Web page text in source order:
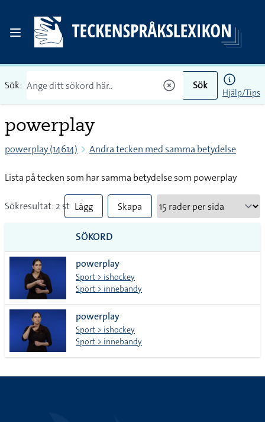
Sök: Sök
Hjälp/Tips
powerplay
powerplay (14614) Andra tecken med samma betydelse
Lista på tecken som har samma betydelse som powerplay
Sökresultat: 2 st Lägg
till
alla i
lista
Skapa
SÖKORD
powerplay
Sport > ishockey
Sport > innebandy
powerplay
Sport > ishockey
Sport > innebandy